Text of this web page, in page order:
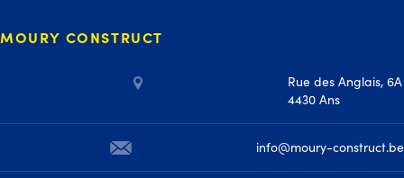
MOURY CONSTRUCT
Rue des Anglais, 6A
4430 Ans
info@moury-construct.be